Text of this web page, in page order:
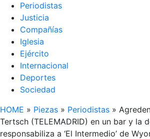
Periodistas
Justicia
Compañías
Iglesia
Ejército
Internacional
Deportes
Sociedad
HOME » Piezas » Periodistas »
Tertsch (TELEMADRID) en un bar y la
responsabiliza a ‘El Intermedio’ de